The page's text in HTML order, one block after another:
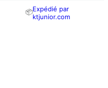
📦Expédié par
ktjunior.com